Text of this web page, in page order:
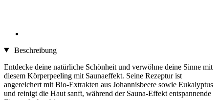
Beschreibung
Entdecke deine natürliche Schönheit und verwöhne deine Sinne mit
diesem Körperpeeling mit Saunaeffekt. Seine Rezeptur ist
angereichert mit Bio-Extrakten aus Johannisbeere sowie Eukalyptus
und reinigt die Haut sanft, während der Sauna-Effekt entspannende